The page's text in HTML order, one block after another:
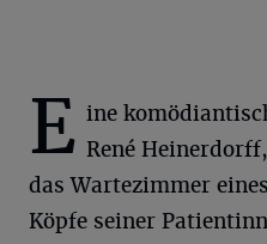
E ine
René
das Wartezimmer
Köpfe seiner